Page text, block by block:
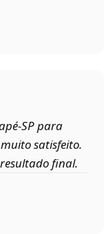
para
satisfeito.
final.